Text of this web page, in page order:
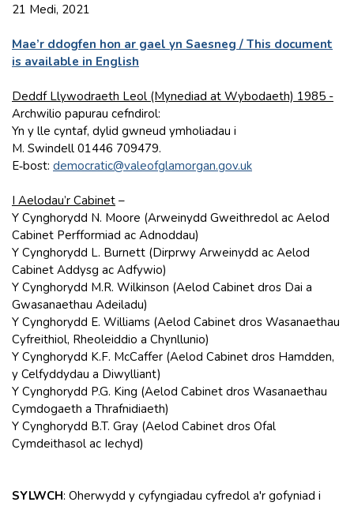
21 Medi, 2021
Mae’r ddogfen hon ar gael yn Saesneg / This document
is available in English
Deddf Llywodraeth Leol (Mynediad at Wybodaeth) 1985 -
Archwilio papurau cefndirol:
Yn y lle cyntaf, dylid gwneud ymholiadau i
M. Swindell 01446 709479.
E‑bost: democratic@valeofglamorgan.gov.uk
I Aelodau’r Cabinet –
Y Cynghorydd N. Moore (Arweinydd Gweithredol ac Aelod
Cabinet Perfformiad ac Adnoddau)
Y Cynghorydd L. Burnett (Dirprwy Arweinydd ac Aelod
Cabinet Addysg ac Adfywio)
Y Cynghorydd M.R. Wilkinson (Aelod Cabinet dros Dai a
Gwasanaethau Adeiladu)
Y Cynghorydd E. Williams (Aelod Cabinet dros Wasanaethau
Cyfreithiol, Rheoleiddio a Chynllunio)
Y Cynghorydd K.F. McCaffer (Aelod Cabinet dros Hamdden,
y Celfyddydau a Diwylliant)
Y Cynghorydd P.G. King (Aelod Cabinet dros Wasanaethau
Cymdogaeth a Thrafnidiaeth)
Y Cynghorydd B.T. Gray (Aelod Cabinet dros Ofal
Cymdeithasol ac Iechyd)
SYLWCH: Oherwydd y cyfyngiadau cyfredol a'r gofyniad i